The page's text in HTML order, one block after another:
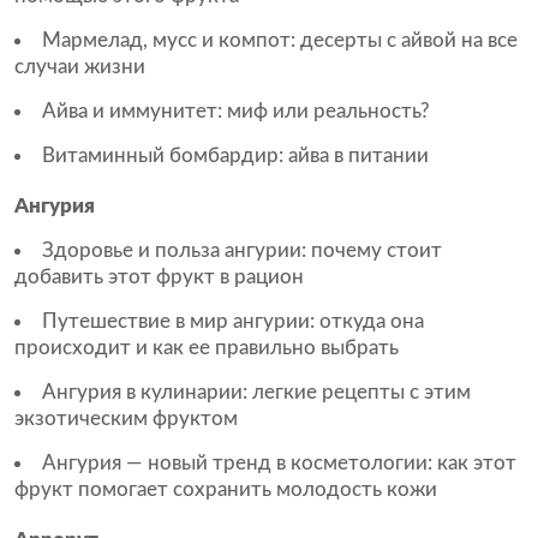
Мармелад, мусс и компот: десерты с айвой на все
случаи жизни
Айва и иммунитет: миф или реальность?
Витаминный бомбардир: айва в питании
Ангурия
Здоровье и польза ангурии: почему стоит
добавить этот фрукт в рацион
Путешествие в мир ангурии: откуда она
происходит и как ее правильно выбрать
Ангурия в кулинарии: легкие рецепты с этим
экзотическим фруктом
Ангурия — новый тренд в косметологии: как этот
фрукт помогает сохранить молодость кожи